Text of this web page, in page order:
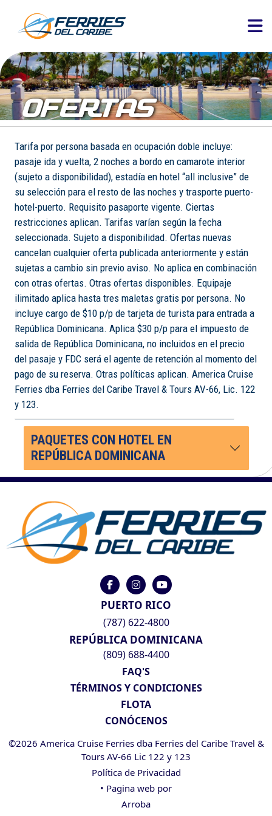
OFERTAS
Tarifa por persona basada en ocupación doble incluye:
pasaje ida y vuelta, 2 noches a bordo en camarote interior
(sujeto a disponibilidad), estadía en hotel “all inclusive” de
su selección para el resto de las noches y trasporte puerto-
hotel-puerto. Requisito pasaporte vigente. Ciertas
restricciones aplican. Tarifas varían según la fecha
seleccionada. Sujeto a disponibilidad. Ofertas nuevas
cancelan cualquier oferta publicada anteriormente y están
sujetas a cambio sin previo aviso. No aplica en combinación
con otras ofertas. Otras ofertas disponibles. Equipaje
ilimitado aplica hasta tres maletas gratis por persona. No
incluye cargo de $10 p/p de tarjeta de turista para entrada a
República Dominicana. Aplica $30 p/p para el impuesto de
salida de República Dominicana, no incluidos en el precio
del pasaje y FDC será el agente de retención al momento del
pago de su reserva. Otras políticas aplican. America Cruise
Ferries dba Ferries del Caribe Travel & Tours AV-66, Lic. 122
y 123.
PAQUETES CON HOTEL EN
REPÚBLICA DOMINICANA
PUERTO RICO
(787) 622-4800
REPÚBLICA DOMINICANA
(809) 688-4400
FAQ'S
TÉRMINOS Y CONDICIONES
FLOTA
CONÓCENOS
©2026 America Cruise Ferries dba Ferries del Caribe Travel &
Tours AV-66 Lic 122 y 123
Política de Privacidad
• Pagina web por
Arroba